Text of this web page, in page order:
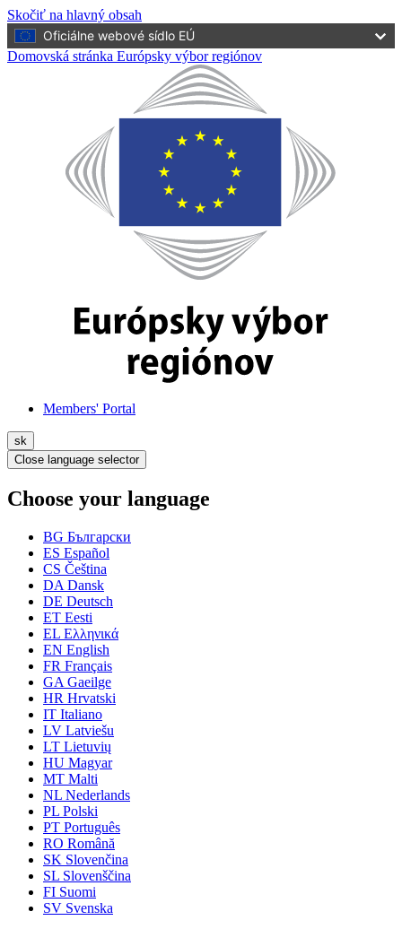
Skočiť na hlavný obsah
Oficiálne webové sídlo EÚ
Domovská stránka Európsky výbor regiónov
Members' Portal
sk
Close language selector
Choose your language
BG Български
ES Español
CS Čeština
DA Dansk
DE Deutsch
ET Eesti
EL Ελληνικά
EN English
FR Français
GA Gaeilge
HR Hrvatski
IT Italiano
LV Latviešu
LT Lietuvių
HU Magyar
MT Malti
NL Nederlands
PL Polski
PT Português
RO Română
SK Slovenčina
SL Slovenščina
FI Suomi
SV Svenska